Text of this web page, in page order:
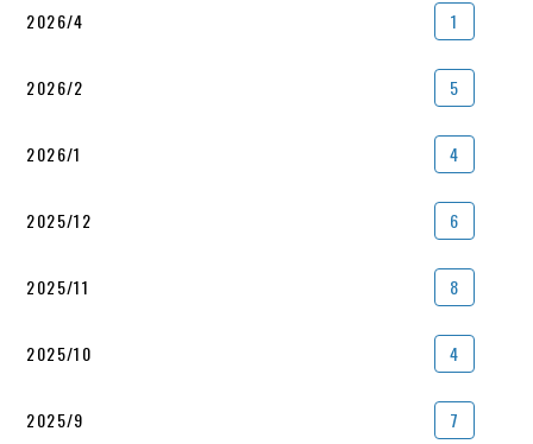
2026/4 1
2026/2 5
2026/1 4
2025/12 6
2025/11 8
2025/10 4
2025/9 7